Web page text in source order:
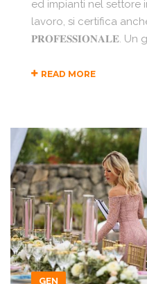
ed impianti nel settore
lavoro, si certifica
𝐏𝐑𝐎𝐅𝐄𝐒𝐒𝐈𝐎𝐍𝐀𝐋𝐄. Un
READ MORE
GEN